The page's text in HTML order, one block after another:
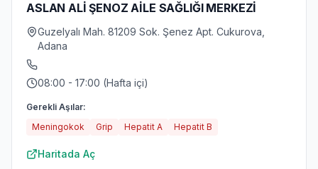
ASLAN ALİ ŞENOZ AİLE SAĞLIĞI MERKEZİ
Guzelyalı Mah. 81209 Sok. Şenez Apt. Cukurova,
Adana
08:00 - 17:00 (Hafta içi)
Gerekli Aşılar:
Meningokok
Grip Hepatit A Hepatit B
Haritada Aç